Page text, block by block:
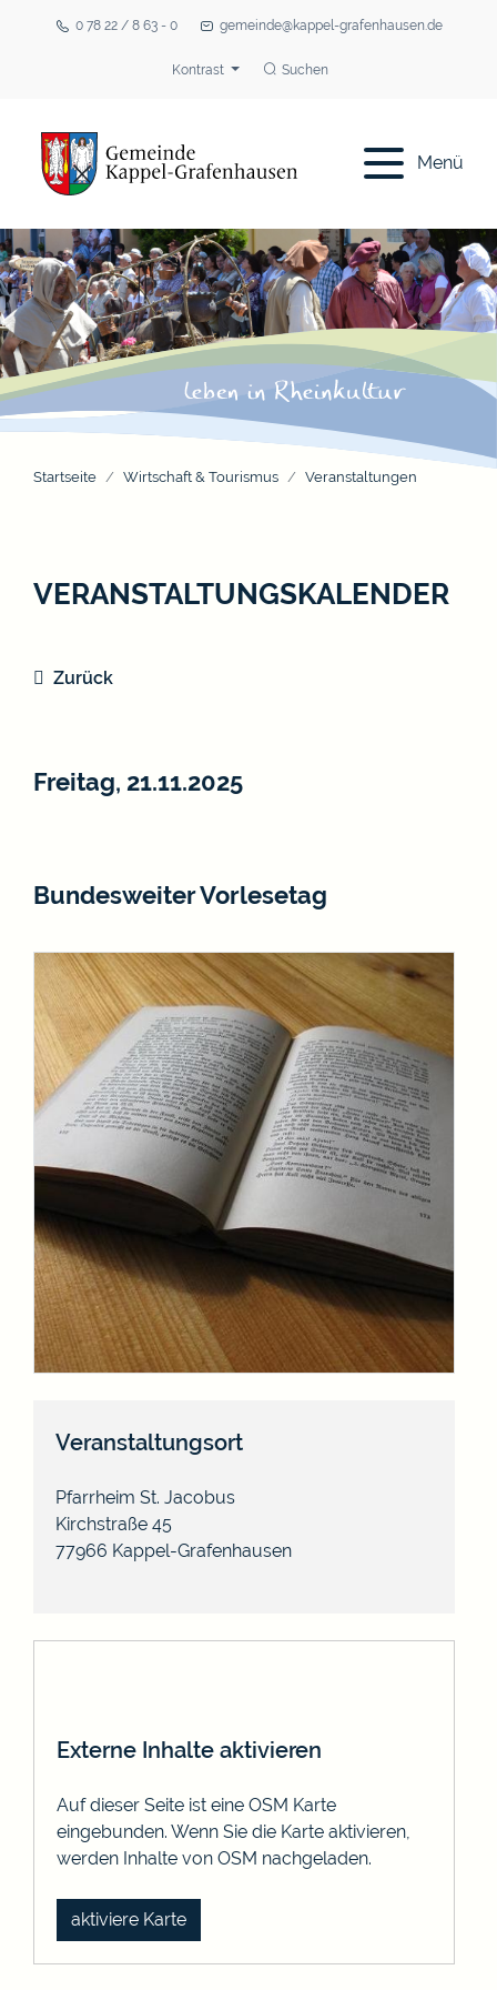
0 78 22 / 8 63 - 0 gemeinde@kappel-grafenhausen.de
Kontrast Suchen
Menü
Startseite Wirtschaft & Tourismus Veranstaltungen
VERANSTALTUNGSKALENDER
Zurück
Freitag, 21.11.2025
Bundesweiter Vorlesetag
Veranstaltungsort
Pfarrheim St. Jacobus
Kirchstraße 45
77966 Kappel-Grafenhausen
Externe Inhalte aktivieren
Auf dieser Seite ist eine OSM Karte
eingebunden. Wenn Sie die Karte aktivieren,
werden Inhalte von OSM nachgeladen.
aktiviere Karte